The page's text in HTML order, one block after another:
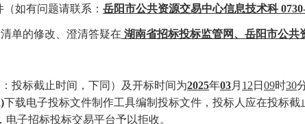
如有问题请联系： 岳阳市公共资源交易中心信息技术科
单的修改、澄清答疑在 湖南省招标投标监管网、岳阳市公共
投标截止时间，下同）及开标时间为2025年03月 12 日09时30
下载电子投标文件制作工具编制投标文件，投标人应在投标
子招标投标交易平台予以拒收。